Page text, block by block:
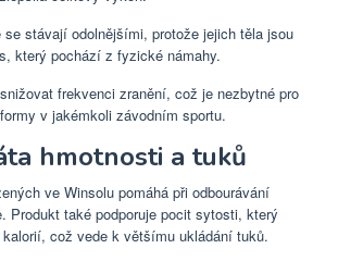
stávají odolnějšími, protože jejich těla jsou
který pochází z fyzické námahy.
frekvenci zranění, což je nezbytné pro
v jakémkoli závodním sportu.
hmotnosti a tuků
ve Winsolu pomáhá při odbourávání
Produkt také podporuje pocit sytosti, který
což vede k většímu ukládání tuků.